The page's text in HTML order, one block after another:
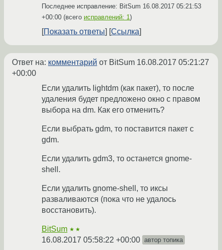
Последнее исправление: BitSum 16.08.2017 05:21:53
+00:00 (всего исправлений: 1)
Показать ответы Ссылка
Ответ на: комментарий от BitSum 16.08.2017 05:21:27
+00:00
Если удалить lightdm (как пакет), то после
удаления будет предложено окно с правом
выбора на dm. Как его отменить?
Если выбрать gdm, то поставится пакет с
gdm.
Если удалить gdm3, то останется gnome-
shell.
Если удалить gnome-shell, то иксы
разваливаются (пока что не удалось
восстановить).
BitSum ★★
16.08.2017 05:58:22 +00:00 автор топика